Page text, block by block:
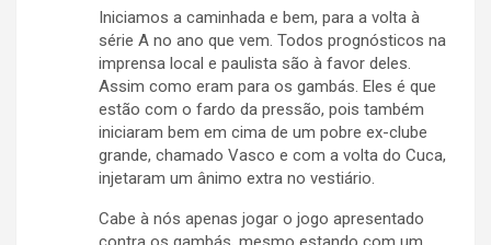
Iniciamos a caminhada e bem, para a volta à
série A no ano que vem. Todos prognósticos na
imprensa local e paulista são à favor deles.
Assim como eram para os gambás. Eles é que
estão com o fardo da pressão, pois também
iniciaram bem em cima de um pobre ex-clube
grande, chamado Vasco e com a volta do Cuca,
injetaram um ânimo extra no vestiário.
Cabe à nós apenas jogar o jogo apresentado